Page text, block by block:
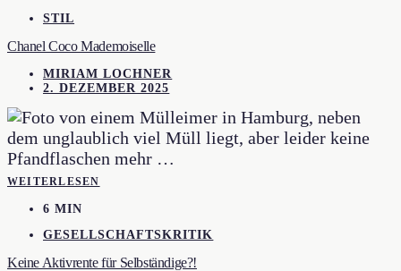
STIL
Chanel Coco Mademoiselle
MIRIAM LOCHNER
2. DEZEMBER 2025
WEITERLESEN
6 MIN
GESELLSCHAFTSKRITIK
Keine Aktivrente für Selbständige?!